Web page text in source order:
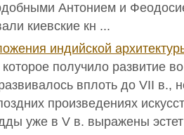
Антонием и
киевские кн ...
индийской
которое получило развитие
вплоть до VII в.,
произведениях
уже в V в. выражены